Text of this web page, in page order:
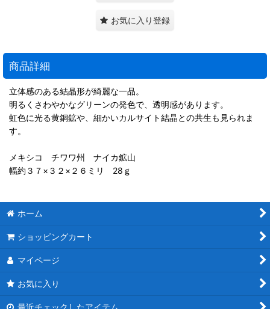
お気に入り登録
商品詳細
立体感のある結晶形が綺麗な一品。
明るくさわやかなグリーンの発色で、透明感があります。
虹色に光る黄銅鉱や、細かいカルサイト結晶との共生も見られま
す。
メキシコ チワワ州 ナイカ鉱山
幅約３７×３２×２６ミリ 28ｇ
ホーム
ショッピングカート
マイページ
お気に入り
最近チェックしたアイテム